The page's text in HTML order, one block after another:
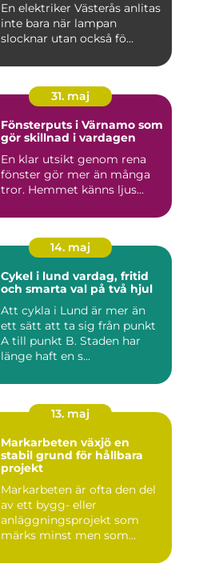
En elektriker Västerås anlitas
inte bara när lampan
slocknar utan också fö...
31. maj
Fönsterputs i Värnamo som
gör skillnad i vardagen
En klar utsikt genom rena
fönster gör mer än många
tror. Hemmet känns ljus...
14. maj
Cykel i lund vardag, fritid
och smarta val på två hjul
Att cykla i Lund är mer än
ett sätt att ta sig från punkt
A till punkt B. Staden har
länge haft en s...
13. maj
Markarbeten växjö en
stabil grund för hållbara
projekt
Markarbeten är ofta den del
av ett bygg- eller
anläggningsprojekt som
märks minst men som